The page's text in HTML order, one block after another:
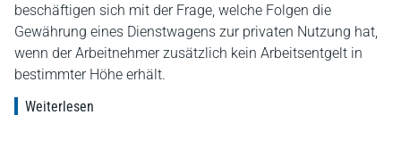
beschäftigen sich mit der Frage, welche Folgen die
Gewährung eines Dienstwagens zur privaten Nutzung hat,
wenn der Arbeitnehmer zusätzlich kein Arbeitsentgelt in
bestimmter Höhe erhält.
Weiterlesen